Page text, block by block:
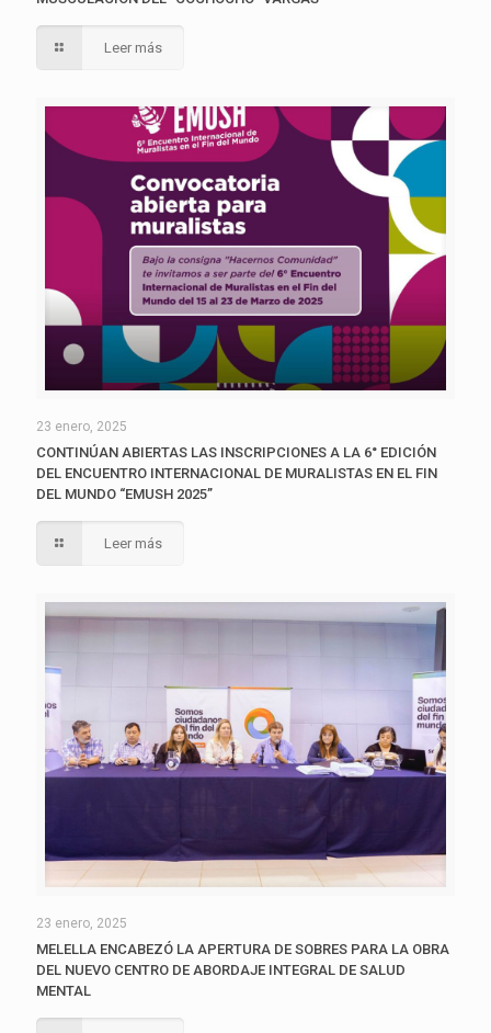
Leer más
23 enero, 2025
CONTINÚAN ABIERTAS LAS INSCRIPCIONES A LA 6° EDICIÓN
DEL ENCUENTRO INTERNACIONAL DE MURALISTAS EN EL FIN
DEL MUNDO “EMUSH 2025”
Leer más
23 enero, 2025
MELELLA ENCABEZÓ LA APERTURA DE SOBRES PARA LA OBRA
DEL NUEVO CENTRO DE ABORDAJE INTEGRAL DE SALUD
MENTAL